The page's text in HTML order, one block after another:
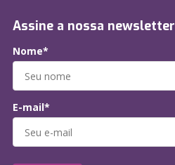
Assine a nossa newsletter
Nome*
E-mail*